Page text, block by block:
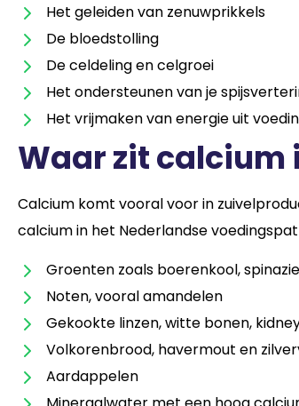
Het geleiden van zenuwprikkels
De bloedstolling
De celdeling en celgroei
Het ondersteunen van je
Het vrijmaken van energie uit
Waar zit calcium
Calcium komt vooral voor in
calcium in het Nederlandse
Groenten zoals boerenkool,
Noten, vooral amandelen
Gekookte linzen, witte bonen,
Volkorenbrood, havermout en
Aardappelen